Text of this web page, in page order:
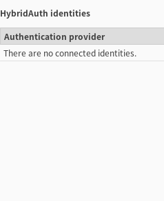
HybridAuth identities
Authentication provider
There are no connected identities.